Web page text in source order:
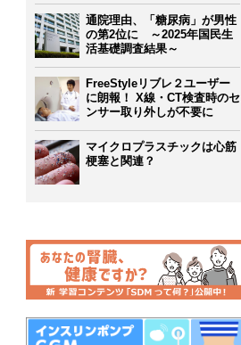
通院理由、「糖尿病」が男性
の第2位に ～2025年国民生
活基礎調査結果～
FreeStyleリブレ２ユーザー
に朗報！ X線・CT検査時のセ
ンサー取り外しが不要に
マイクロプラスチックは心筋
梗塞と関連？